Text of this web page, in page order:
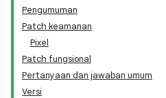
Pengumuman
Patch keamanan
Pixel
Patch fungsional
Pertanyaan dan jawaban umum
Versi